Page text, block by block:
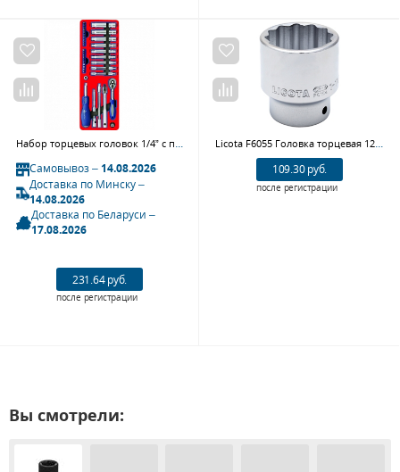
Самовывоз –14.08.2026
Доставка по Минску –
14.08.2026
Доставка по Беларуси –
17.08.2026
231.64 руб.
после регистрации
109.30 руб.
после регистрации
Вы смотрели: